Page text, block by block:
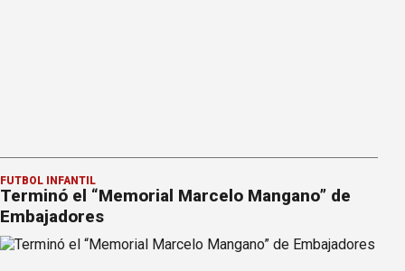
FÚTBOL INFANTIL
Terminó el “Memorial Marcelo Mangano” de
Embajadores